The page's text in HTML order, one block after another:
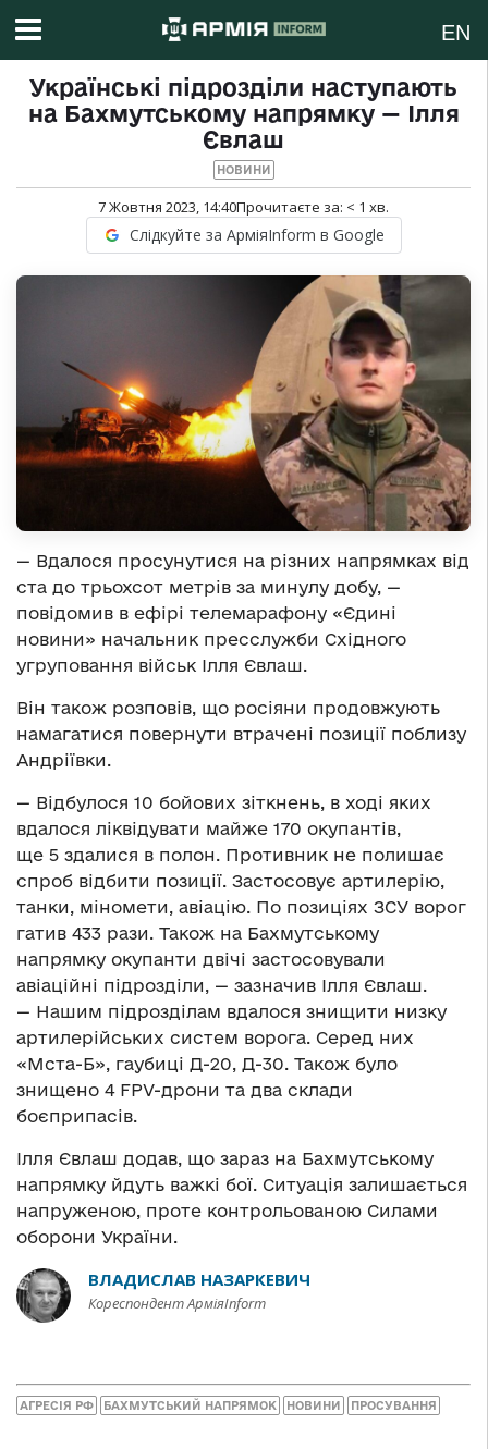
EN
Українські підрозділи наступають
на Бахмутському напрямку — Ілля
Євлаш
НОВИНИ
7 Жовтня 2023, 14:40Прочитаєте за: < 1 хв.
Слідкуйте за АрміяInform в Google
— Вдалося просунутися на різних напрямках від
ста до трьохсот метрів за минулу добу, —
повідомив в ефірі телемарафону «Єдині
новини» начальник пресслужби Східного
угруповання військ Ілля Євлаш.
Він також розповів, що росіяни продовжують
намагатися повернути втрачені позиції поблизу
Андріївки.
— Відбулося 10 бойових зіткнень, в ході яких
вдалося ліквідувати майже 170 окупантів,
ще 5 здалися в полон. Противник не полишає
спроб відбити позиції. Застосовує артилерію,
танки, міномети, авіацію. По позиціях ЗСУ ворог
гатив 433 рази. Також на Бахмутському
напрямку окупанти двічі застосовували
авіаційні підрозділи, — зазначив Ілля Євлаш.
— Нашим підрозділам вдалося знищити низку
артилерійських систем ворога. Серед них
«Мста-Б», гаубиці Д-20, Д-30. Також було
знищено 4 FPV-дрони та два склади
боєприпасів.
Ілля Євлаш додав, що зараз на Бахмутському
напрямку йдуть важкі бої. Ситуація залишається
напруженою, проте контрольованою Силами
оборони України.
ВЛАДИСЛАВ НАЗАРКЕВИЧ
Кореспондент АрміяInform
АГРЕСІЯ РФ БАХМУТСЬКИЙ НАПРЯМОК НОВИНИ ПРОСУВАННЯ